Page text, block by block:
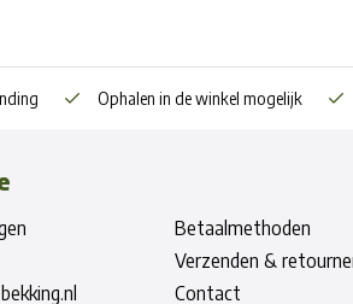
Ophalen in de winkel mogelijk
Betaalmethoden
Verzenden &
Contact